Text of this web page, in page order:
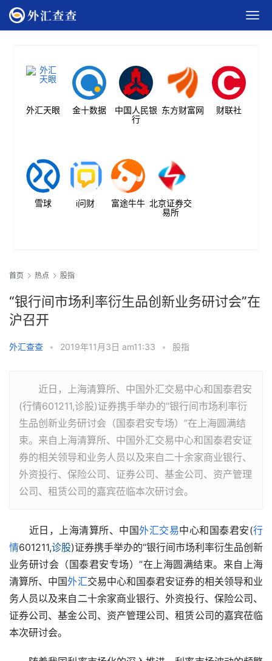
外汇天眼 金十数据
中国人民银
行
东方财富网 财联社
雪球 i问财 富途牛牛 北京证券交
易所
首页 热点 股指
“银行间市场利率衍生品创新业务研讨会”在
沪召开
外汇查查 • 2019年11月3日 am11:33 • 股指
近日，上海清算所、中国外汇交易中心和国泰君安
(行情601211,诊股)证券携手举办的“银行间市场利率衍
生品创新业务研讨会（国泰君安专场）”在上海圆满结
束。来自上海清算所、中国外汇交易中心和国泰君安证
券的相关领导和业务人员以及来自二十余家商业银行、
外资投行、保险公司、证券公司、基金公司、资产管理
公司、租赁公司的嘉宾莅临本次研讨会。
近日，上海清算所、中国外汇交易中心和国泰君安(行
情601211,诊股)证券携手举办的“银行间市场利率衍生品创新
业务研讨会（国泰君安专场）”在上海圆满结束。来自上海
清算所、中国外汇交易中心和国泰君安证券的相关领导和业
务人员以及来自二十余家商业银行、外资投行、保险公司、
证券公司、基金公司、资产管理公司、租赁公司的嘉宾莅临
本次研讨会。